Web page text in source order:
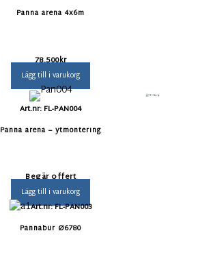
Panna arena 4x6m
78.500kr
Lägg till i varukorg
Art.nr: FL-PAN004
Panna arena – ytmontering
Begär offert
Lägg till i varukorg
Art.nr: FL-PAN003
Pannabur Ø6780